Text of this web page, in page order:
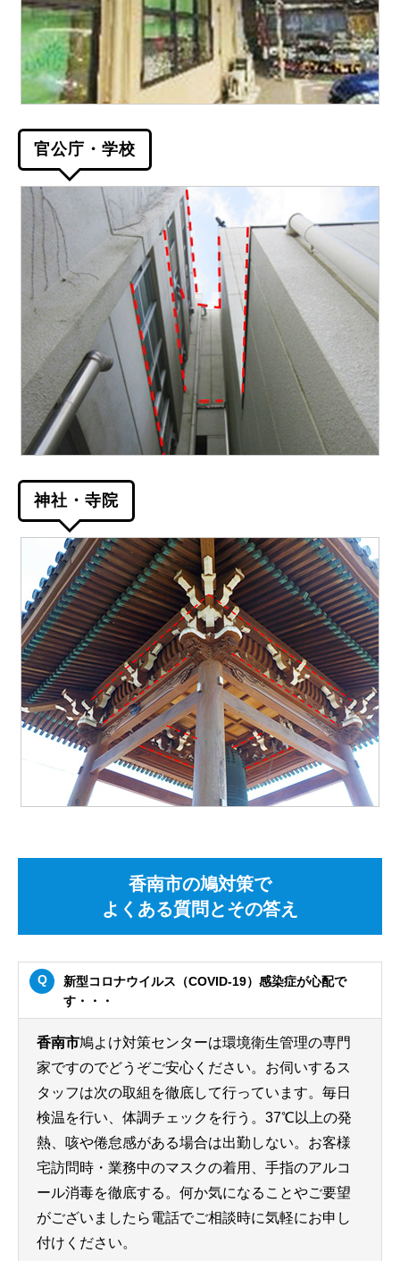
官公庁・学校
神社・寺院
香南市の鳩対策で
よくある質問とその答え
新型コロナウイルス（COVID-19）感染症が心配で
す・・・
香南市鳩よけ対策センターは環境衛生管理の専門
家ですのでどうぞご安心ください。お伺いするス
タッフは次の取組を徹底して行っています。毎日
検温を行い、体調チェックを行う。37℃以上の発
熱、咳や倦怠感がある場合は出勤しない。お客様
宅訪問時・業務中のマスクの着用、手指のアルコ
ール消毒を徹底する。何か気になることやご要望
がございましたら電話でご相談時に気軽にお申し
付けください。